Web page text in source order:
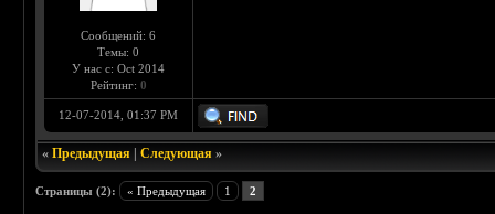
Сообщений: 6
Темы: 0
У нас с: Oct 2014
Рейтинг: 0
12-07-2014, 01:37 PM
«Предыдущая |Следующая »
Страницы (2): « Предыдущая 1 2